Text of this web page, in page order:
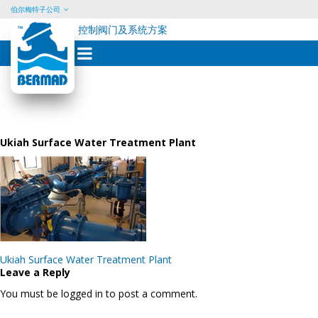
Skip
content
伯尔梅特子公司
控制阀门及系统方案
Ukiah Surface Water Treatment Plant
Post
navigation
Ukiah Surface Water Treatment Plant
Leave a Reply
You must be logged in to post a comment.